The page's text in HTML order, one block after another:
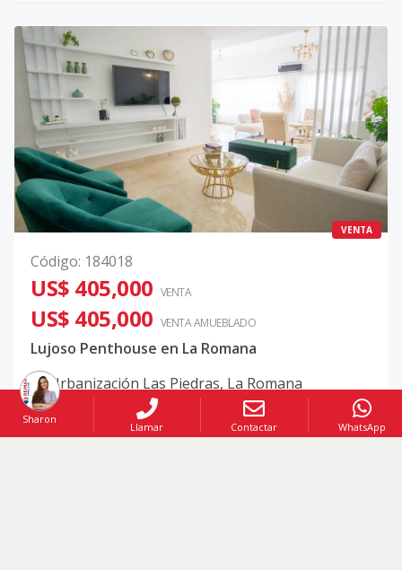
VENTA
Código: 184018
US$ 405,000 VENTA
US$ 405,000 VENTA AMUEBLADO
Lujoso Penthouse en La Romana
Urbanización Las Piedras, La Romana
3 2 Mt2
Sharon
Llamar Contactar WhatsApp